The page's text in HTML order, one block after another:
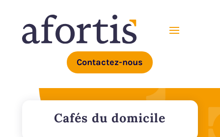
Contactez-nous
Cafés du domicile